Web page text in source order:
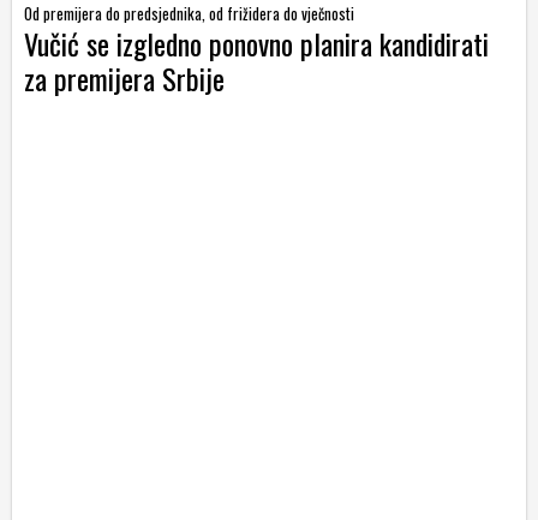
Od premijera do predsjednika, od frižidera do vječnosti
Vučić se izgledno ponovno planira kandidirati
za premijera Srbije